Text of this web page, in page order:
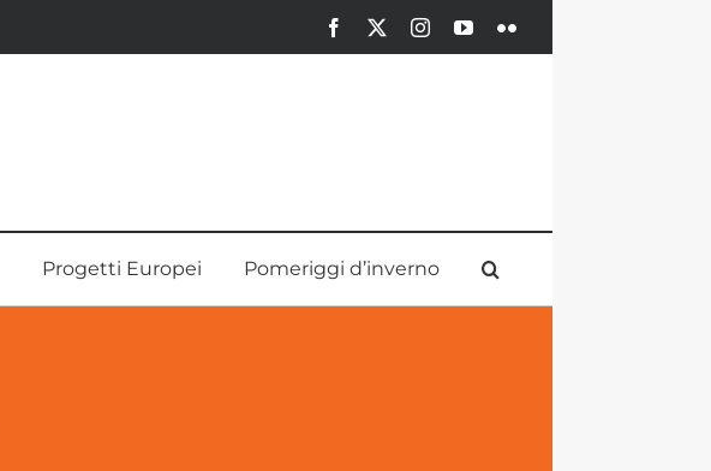
Facebook InstagramYouTubeFlickr
Progetti Europei Pomeriggi d’inverno